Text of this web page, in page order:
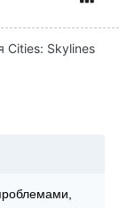
Cities: Skylines